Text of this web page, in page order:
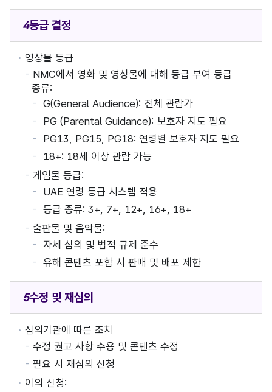
등급 결정
영상물 등급
NMC에서 영화 및 영상물에 대해 등급 부여 등급
종류:
G(General Audience): 전체 관람가
PG (Parental Guidance): 보호자 지도 필요
PG13, PG15, PG18: 연령별 보호자 지도 필요
18+: 18세 이상 관람 가능
게임물 등급:
UAE 연령 등급 시스템 적용
등급 종류: 3+, 7+, 12+, 16+, 18+
출판물 및 음악물:
자체 심의 및 법적 규제 준수
유해 콘텐츠 포함 시 판매 및 배포 제한
수정 및 재심의
심의기관에 따른 조치
수정 권고 사항 수용 및 콘텐츠 수정
필요 시 재심의 신청
이의 신청: